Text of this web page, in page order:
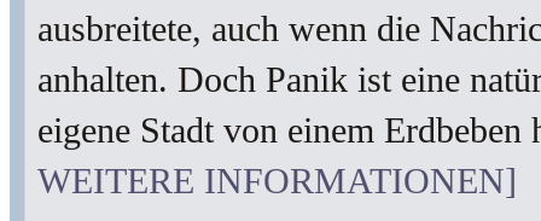
ausbreitete, auch wenn die
anhalten. Doch Panik ist eine
eigene Stadt von einem
WEITERE INFORMATIONEN]